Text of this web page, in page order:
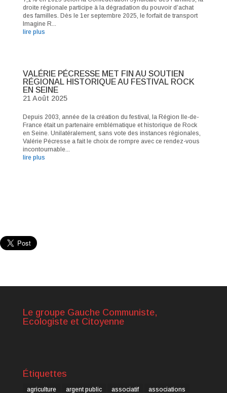
droite régionale participe à la dégradation du pouvoir d’achat
des familles. Dès le 1er septembre 2025, le forfait de transport
Imagine R...
lire plus
VALÉRIE PÉCRESSE MET FIN AU SOUTIEN
RÉGIONAL HISTORIQUE AU FESTIVAL ROCK
EN SEINE
21 Août 2025
Depuis 2003, année de la création du festival, la Région Ile-de-
France était un partenaire emblématique et historique de Rock
en Seine. Unilatéralement, sans vote des instances régionales,
Valérie Pécresse a fait le choix de rompre avec ce rendez-vous
incontournable...
lire plus
Le groupe Gauche Communiste,
Ecologiste et Citoyenne
Étiquettes
agriculture argent public associatif
associations